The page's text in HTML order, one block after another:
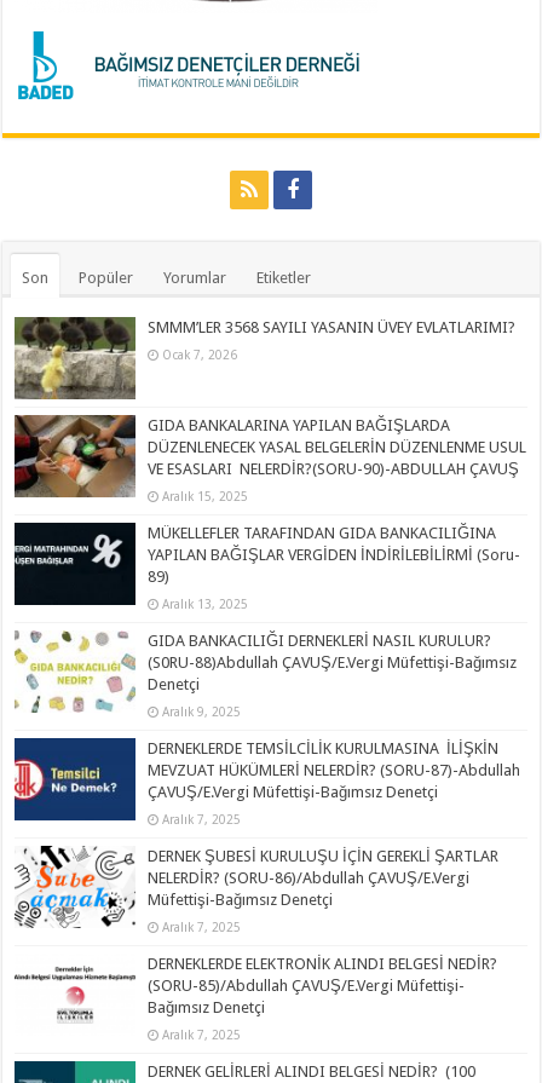
Son Popüler Yorumlar Etiketler
SMMM’LER 3568 SAYILI YASANIN ÜVEY EVLATLARIMI?
Ocak 7, 2026
GIDA BANKALARINA YAPILAN BAĞIŞLARDA
DÜZENLENECEK YASAL BELGELERİN DÜZENLENME USUL
VE ESASLARI NELERDİR?(SORU-90)-ABDULLAH ÇAVUŞ
Aralık 15, 2025
MÜKELLEFLER TARAFINDAN GIDA BANKACILIĞINA
YAPILAN BAĞIŞLAR VERGİDEN İNDİRİLEBİLİRMİ (Soru-
89)
Aralık 13, 2025
GIDA BANKACILIĞI DERNEKLERİ NASIL KURULUR?
(S0RU-88)Abdullah ÇAVUŞ/E.Vergi Müfettişi-Bağımsız
Denetçi
Aralık 9, 2025
DERNEKLERDE TEMSİLCİLİK KURULMASINA İLİŞKİN
MEVZUAT HÜKÜMLERİ NELERDİR? (SORU-87)-Abdullah
ÇAVUŞ/E.Vergi Müfettişi-Bağımsız Denetçi
Aralık 7, 2025
DERNEK ŞUBESİ KURULUŞU İÇİN GEREKLİ ŞARTLAR
NELERDİR? (SORU-86)/Abdullah ÇAVUŞ/E.Vergi
Müfettişi-Bağımsız Denetçi
Aralık 7, 2025
DERNEKLERDE ELEKTRONİK ALINDI BELGESİ NEDİR?
(SORU-85)/Abdullah ÇAVUŞ/E.Vergi Müfettişi-
Bağımsız Denetçi
Aralık 7, 2025
DERNEK GELİRLERİ ALINDI BELGESİ NEDİR? (100